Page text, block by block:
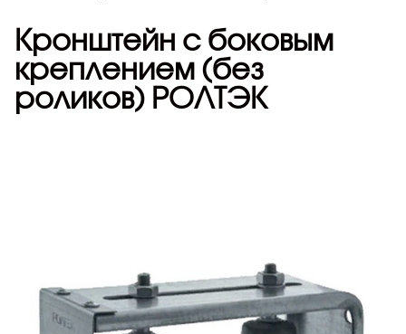
Кронштейн с боковым
креплением (без
роликов) РОЛТЭК